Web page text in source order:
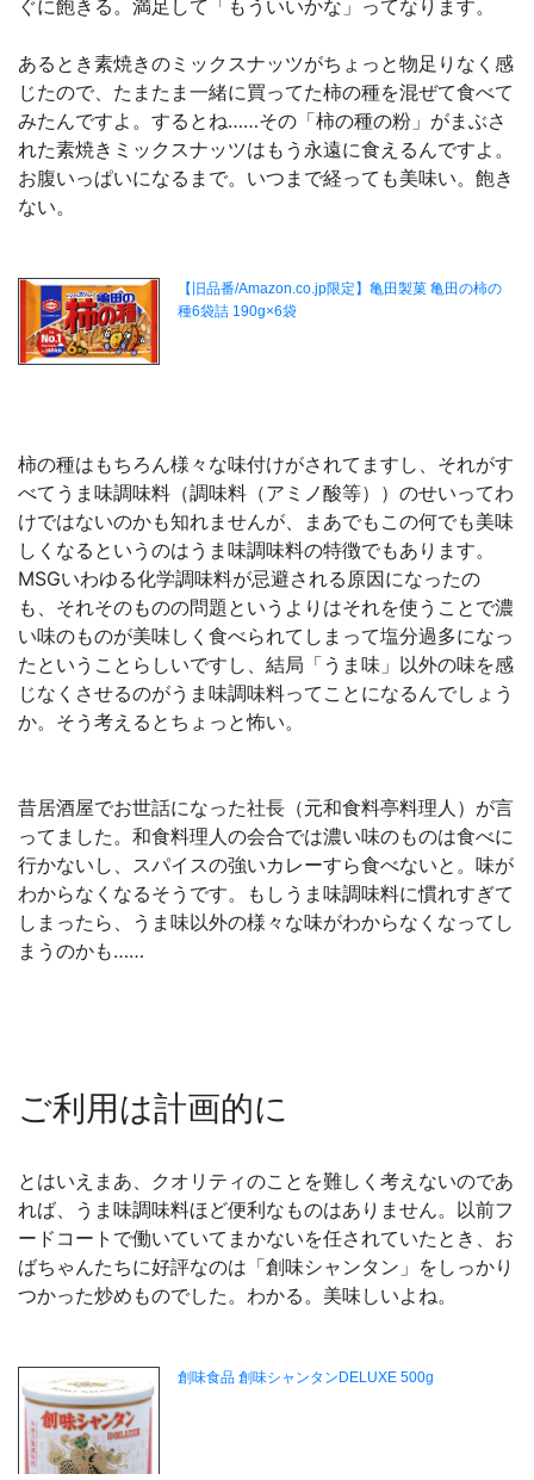
ぐに飽きる。満足して「もういいかな」ってなります。
あるとき素焼きのミックスナッツがちょっと物足りなく感
じたので、たまたま一緒に買ってた柿の種を混ぜて食べて
みたんですよ。するとね……その「柿の種の粉」がまぶさ
れた素焼きミックスナッツはもう永遠に食えるんですよ。
お腹いっぱいになるまで。いつまで経っても美味い。飽き
ない。
柿の種はもちろん様々な味付けがされてますし、それがす
べてうま味調味料（調味料（アミノ酸等））のせいってわ
けではないのかも知れませんが、まあでもこの何でも美味
しくなるというのはうま味調味料の特徴でもあります。
MSGいわゆる化学調味料が忌避される原因になったの
も、それそのものの問題というよりはそれを使うことで濃
い味のものが美味しく食べられてしまって塩分過多になっ
たということらしいですし、結局「うま味」以外の味を感
じなくさせるのがうま味調味料ってことになるんでしょう
か。そう考えるとちょっと怖い。
昔居酒屋でお世話になった社長（元和食料亭料理人）が言
ってました。和食料理人の会合では濃い味のものは食べに
行かないし、スパイスの強いカレーすら食べないと。味が
わからなくなるそうです。もしうま味調味料に慣れすぎて
しまったら、うま味以外の様々な味がわからなくなってし
まうのかも……
ご利用は計画的に
とはいえまあ、クオリティのことを難しく考えないのであ
れば、うま味調味料ほど便利なものはありません。以前フ
ードコートで働いていてまかないを任されていたとき、お
ばちゃんたちに好評なのは「創味シャンタン」をしっかり
つかった炒めものでした。わかる。美味しいよね。